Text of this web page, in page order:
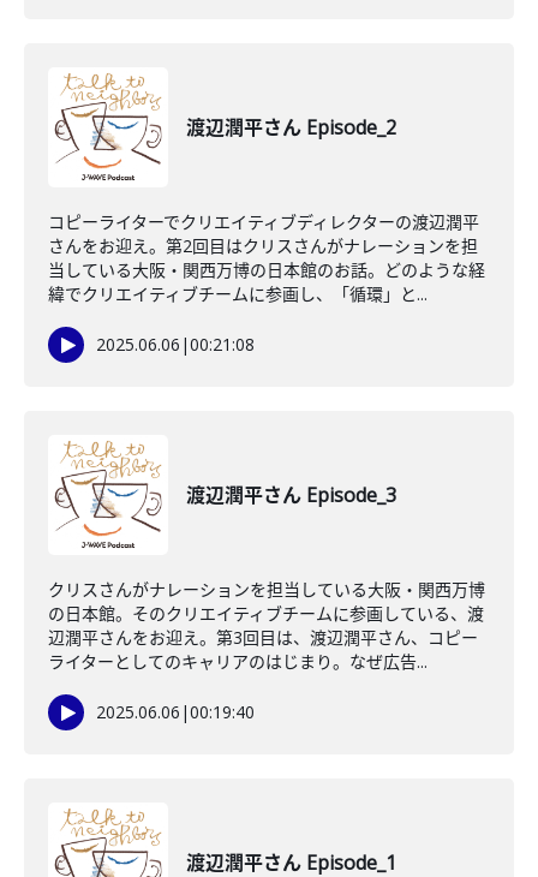
渡辺潤平さん Episode_2
コピーライターでクリエイティブディレクターの渡辺潤平
さんをお迎え。第2回目はクリスさんがナレーションを担
当している大阪・関西万博の日本館のお話。どのような経
緯でクリエイティブチームに参画し、「循環」と...
2025.06.06 |00:21:08
渡辺潤平さん Episode_3
クリスさんがナレーションを担当している大阪・関西万博
の日本館。そのクリエイティブチームに参画している、渡
辺潤平さんをお迎え。第3回目は、渡辺潤平さん、コピー
ライターとしてのキャリアのはじまり。なぜ広告...
2025.06.06 |00:19:40
渡辺潤平さん Episode_1